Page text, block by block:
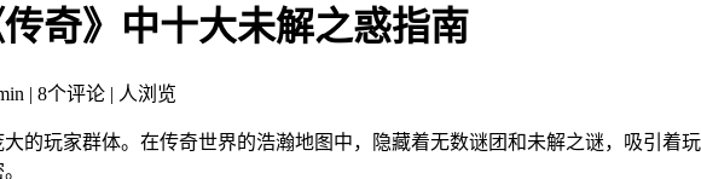
奇》中十大未解之惑指南
| 8个评论 | 人浏览
的玩家群体。在传奇世界的浩瀚地图中，隐藏着无数谜团和未解之谜，吸引着